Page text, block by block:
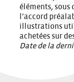
éléments, sous
l’accord
illustrations
achetées sur
Date de la